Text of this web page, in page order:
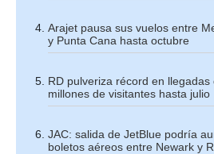
Arajet pausa sus vuelos entre
y Punta Cana hasta octubre
RD pulveriza récord en llegadas
millones de visitantes hasta julio
JAC: salida de JetBlue podría
boletos aéreos entre Newark y